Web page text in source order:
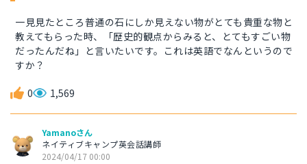
一見見たところ普通の石にしか見えない物がとても貴重な物と
教えてもらった時、「歴史的観点からみると、とてもすごい物
だったんだね」と言いたいです。これは英語でなんというので
すか？
0 1,569
Yamanoさん
ネイティブキャンプ英会話講師
2024/04/17 00:00